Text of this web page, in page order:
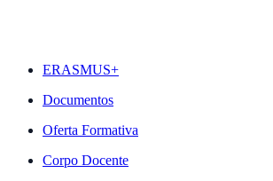
ERASMUS+
Documentos
Oferta Formativa
Corpo Docente